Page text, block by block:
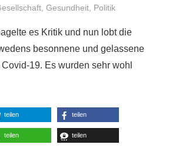
Vogt ,Gesundheit Politik
es Kritik und nun lobt die
besonnene und gelassene
19. Es wurden sehr wohl
teilen teilen
teilen teilen